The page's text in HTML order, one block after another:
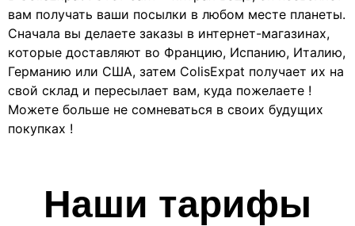
вам получать ваши посылки в любом месте планеты.
Сначала вы делаете заказы в интернет-магазинах,
которые доставляют во Францию, Испанию, Италию,
Германию или США, затем ColisExpat получает их на
свой склад и пересылает вам, куда пожелаете !
Можете больше не сомневаться в своих будущих
покупках !
Наши тарифы